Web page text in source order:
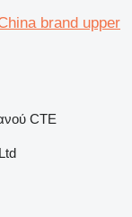
brand upper
CTE